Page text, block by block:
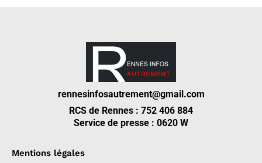
rennesinfosautrement@gmail.com
RCS de Rennes : 752 406 884
Service de presse : 0620 W
Mentions légales